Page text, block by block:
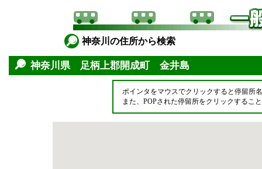
神奈川の住所から検索
神奈川県 足柄上郡開成町 金井島
ポインタをマウスでクリックすると停留所
また、POPされた停留所をクリックするこ